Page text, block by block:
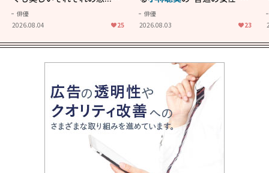
きることの尊さを教えてくれ
た映画「あの花が咲く丘で、
俳優
2026.08.04
25
大人に刺さる...映画「かもめ
食堂」にも通じる静かな芝居
俳優
2026.08.03
23